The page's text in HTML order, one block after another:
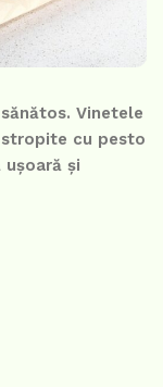
Vinetele
cu pesto
și